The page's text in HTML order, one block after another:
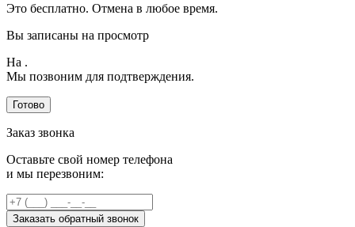
Это бесплатно. Отмена в любое время.
Вы записаны на просмотр
На .
Мы позвоним для подтверждения.
Готово
Заказ звонка
Оставьте свой номер телефона
и мы перезвоним:
Заказать обратный звонок